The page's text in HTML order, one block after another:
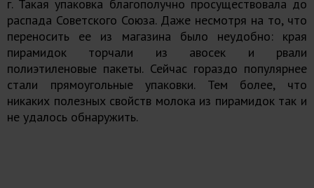
г. Такая упаковка благополучно просуществовала до
распада Советского Союза. Даже несмотря на то, что
переносить ее из магазина было неудобно: края
пирамидок торчали из авосек и рвали
полиэтиленовые пакеты. Сейчас гораздо популярнее
стали прямоугольные упаковки. Тем более, что
никаких полезных свойств молока из пирамидок так и
не удалось обнаружить.